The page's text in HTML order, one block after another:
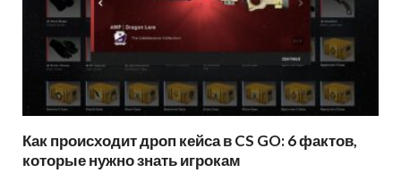
Как происходит дроп кейса в CS GO: 6 фактов,
которые нужно знать игрокам